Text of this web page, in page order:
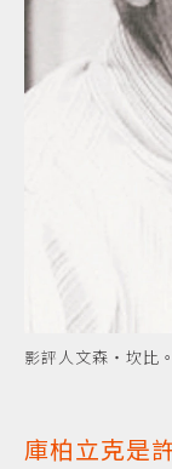
影評人文森‧坎比
庫柏立克是